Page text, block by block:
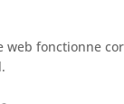
fonctionne